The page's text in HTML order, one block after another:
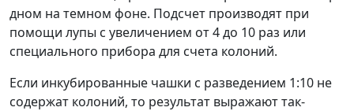
дном на темном фоне. Подсчет производят при
помощи лупы с увеличением от 4 до 10 раз или
специального прибора для счета колоний.
Если инкубированные чашки с разведением 1:10 не
содержат колоний, то результат выражают так-